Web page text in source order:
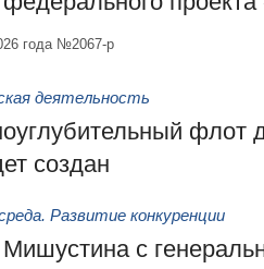
года №2067-р
деятельность
флот
создан
Развитие конкуренции
с